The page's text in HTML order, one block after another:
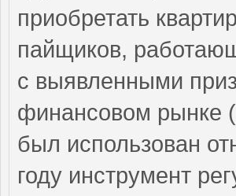
приобретать
пайщиков,
с выявленными
финансовом рынке
был использован
году инструмент